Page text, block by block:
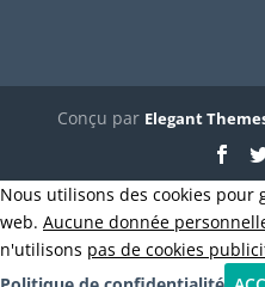
Conçu par Elegant
Nous utilisons des cookies
web. Aucune donnée
n'utilisons pas de cookies